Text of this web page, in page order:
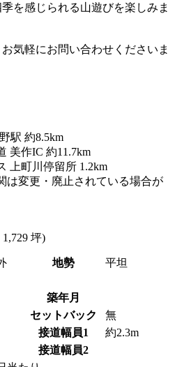
を感じられる山遊びを楽しみま
気軽にお問い合わせくださいま
駅 約8.5km
美作IC 約11.7km
上町川停留所 1.2km
は変更・廃止されている場合が
1,729 坪)
地勢
平坦
築年月
セットバック
無
接道幅員1
約2.3m
接道幅員2